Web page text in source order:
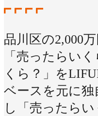
品川区の2,000
「売ったらい
くら？」を
ベースを元に
し「売ったら